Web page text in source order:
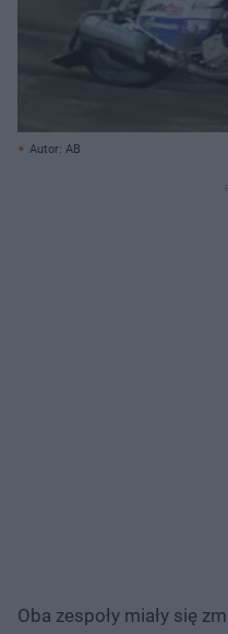
Autor: AB
Oba zespoły miały się